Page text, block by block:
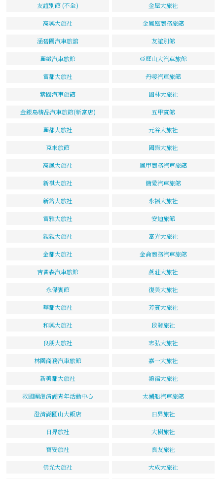
友誼別館 (不全) 金屋大旅社
高興大旅社 金鳳凰商務旅館
涵碧園汽車旅舘 友誼別館
麗緻汽車旅館 亞歷山大汽車旅館
富都大旅社 丹嘜汽車旅館
紫園汽車旅館 國林大旅社
金銀島精品汽車旅館(新富店) 五甲賓館
麗都大旅社 元谷大旅社
克來旅館 國際大旅社
高鳳大旅社 鳳甲商務汽車旅館
新祺大旅社 簡愛汽車旅館
新鎔大旅社 永福大旅社
富雅大旅社 安迪旅館
親親大旅社 富光大旅社
金都大旅社 金侖商務汽車旅館
吉普森汽車旅館 燕莊大旅社
永傑賓館 復美大旅社
華都大旅社 芳賓大旅社
和興大旅社 啟發旅社
良朋大旅社 志弘大旅社
林園商務汽車旅館 嘉一大旅社
新美都大旅社 鴻福大旅社
救國團澄清湖青年活動中心 太湖船汽車旅館
澄清湖圓山大飯店 日昇旅社
日昇旅社 大樹旅社
寶安旅社 良友旅社
佛光大旅社 大成大旅社